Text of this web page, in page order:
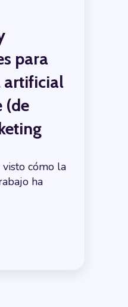
para
artificial
(de
cómo la
ha